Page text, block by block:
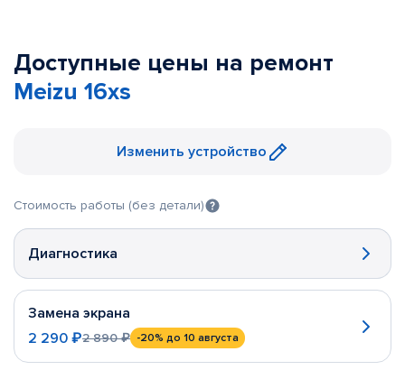
Доступные цены на ремонт
Meizu 16xs
Изменить устройство
Стоимость работы (без детали)
Диагностика
Замена экрана
2 290 ₽2 890 ₽ -20% до 10 августа